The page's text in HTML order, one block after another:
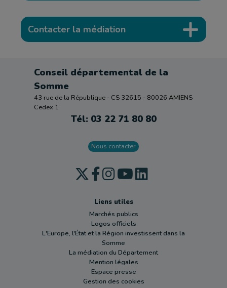
Contacter la médiation
Conseil départemental de la
Somme
43 rue de la République - CS 32615 - 80026 AMIENS
Cedex 1
Tél: 03 22 71 80 80
Nous contacter
Liens utiles
Marchés publics
Logos officiels
L'Europe, l'État et la Région investissent dans la
Somme
La médiation du Département
Mention légales
Espace presse
Gestion des cookies